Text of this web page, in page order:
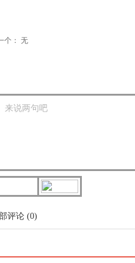
评论 (0)
个： 无